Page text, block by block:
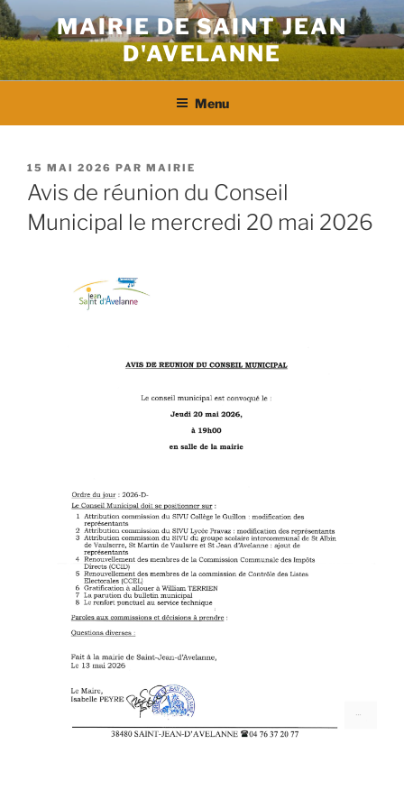
Aller
au
contenu
principal
MAIRIE DE SAINT JEAN
D'AVELANNE
Menu
PUBLIÉ
LE
15 MAI 2026 PAR MAIRIE
Avis de réunion du Conseil
Municipal le mercredi 20 mai 2026